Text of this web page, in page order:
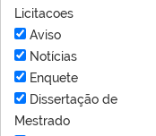
Licitacoes
Aviso
Notícias
Enquete
Dissertação de
Mestrado